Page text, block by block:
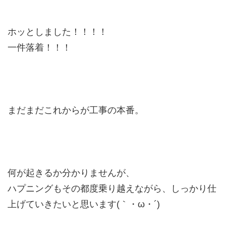
ホッとしました！！！！
一件落着！！！
まだまだこれからが工事の本番。
何が起きるか分かりませんが、
ハプニングもその都度乗り越えながら、しっかり仕
上げていきたいと思います(｀・ω・´)